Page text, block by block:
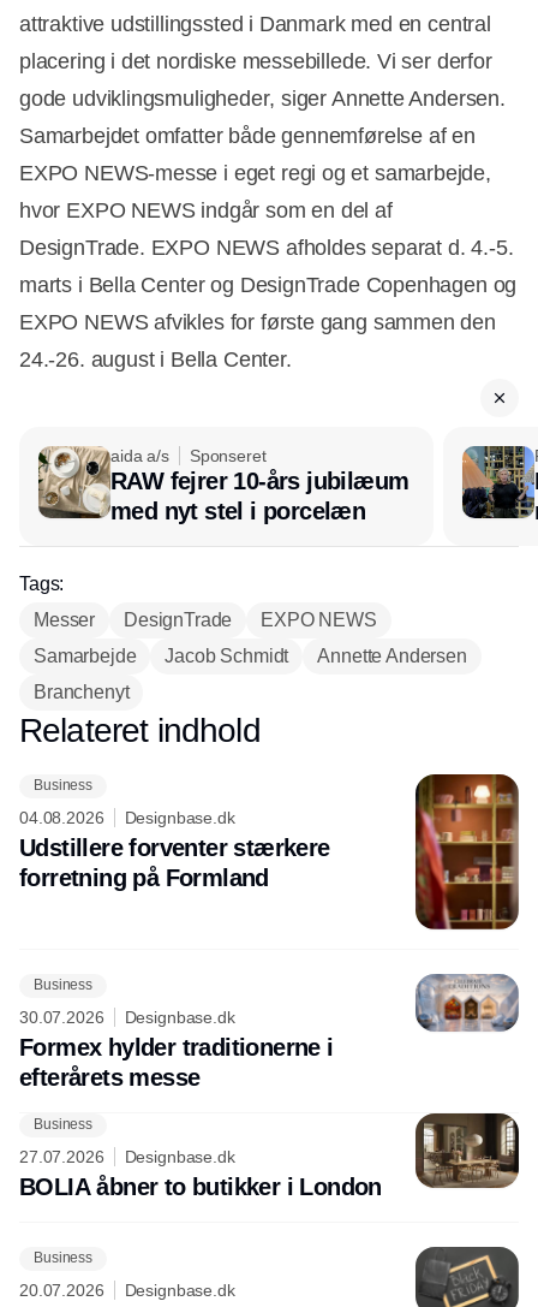
attraktive udstillingssted i Danmark med en central
placering i det nordiske messebillede. Vi ser derfor
gode udviklingsmuligheder, siger Annette Andersen.
Samarbejdet omfatter både gennemførelse af en
EXPO NEWS-messe i eget regi og et samarbejde,
hvor EXPO NEWS indgår som en del af
DesignTrade. EXPO NEWS afholdes separat d. 4.-5.
marts i Bella Center og DesignTrade Copenhagen og
EXPO NEWS afvikles for første gang sammen den
24.-26. august i Bella Center.
aida a/s Sponseret
RAW fejrer 10-års jubilæum
med nyt stel i porcelæn
Tags:
Messer
DesignTrade
EXPO NEWS
Samarbejde
Jacob Schmidt
Annette Andersen
Branchenyt
Annonce
Relateret indhold
Business
04.08.2026 Designbase.dk
Udstillere forventer stærkere
forretning på Formland
Business
30.07.2026 Designbase.dk
Formex hylder traditionerne i
efterårets messe
Business
27.07.2026 Designbase.dk
BOLIA åbner to butikker i London
Business
20.07.2026 Designbase.dk